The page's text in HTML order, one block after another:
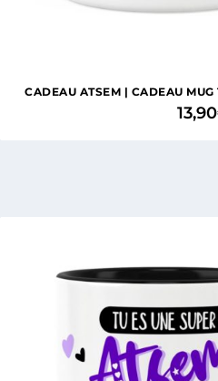
CADEAU ATSEM | CADEAU
13,90